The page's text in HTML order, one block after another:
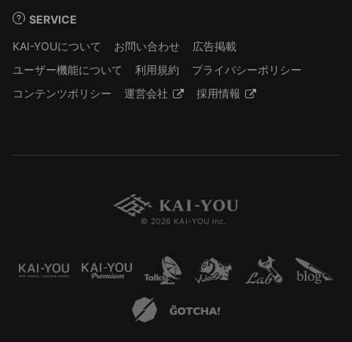
SERVICE
KAI-YOUについて
お問い合わせ
広告掲載
ユーザー機能について
利用規約
プライバシーポリシー
コンテンツポリシー
運営会社 採用情報
© 2026 KAI-YOU inc.